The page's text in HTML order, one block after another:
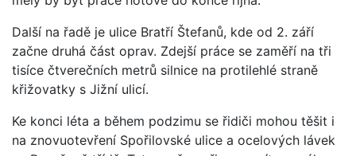
Další na řadě je ulice Bratří Štefanů, kde od 2. září
začne druhá část oprav. Zdejší práce se zaměří na tři
tisíce čtverečních metrů silnice na protilehlé straně
křižovatky s Jižní ulicí.
Ke konci léta a během podzimu se řidiči mohou těšit i
na znovuotevření Spořilovské ulice a ocelových lávek